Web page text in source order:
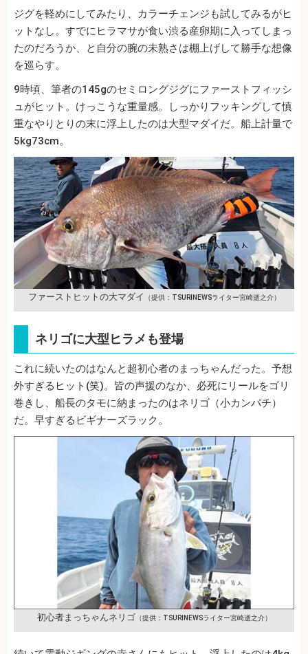
ジグを軽めにしてみたり、カラーチェンジも試してみるがヒ
ットなし。すでにヒラマサが食い渋る産卵期に入ってしまっ
たのだろうか、と自分の腕の未熟さは棚上げして勝手な想像
を巡らす。
9時頃、筆者の145gのセミロングジグにファーストフィッシ
ュがヒット。けっこうな重量感。しっかりフッキングして慎
重なやりとりの末に浮上したのは大型マダイだ。船上計量で
5kg73cm。
ファーストヒットの大マダイ （提供：TSURINEWSライター宮崎逝之介）
ネリゴに大型ヒラメも登場
これに続いたのはなんと超初心者のまっちゃんだった。予想
外すぎるヒット(笑)。皆の声援のなか、必死にリールをゴリ
巻きし、船長のタモに納まったのはネリゴ（小カンパチ）
だ。早すぎるビギナーズラック。
初心者まっちゃんネリゴ （提供：TSURINEWSライター宮崎逝之介）